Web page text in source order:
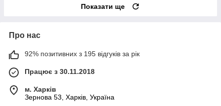
Показати ще
Про нас
92% позитивних з 195 відгуків за рік
Працює з 30.11.2018
м. Харків
Зернова 53, Харків, Україна